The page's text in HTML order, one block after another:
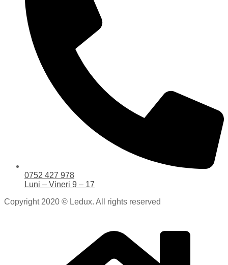
0752 427 978
Luni – Vineri 9 – 17
Copyright 2020 © Ledux. All rights reserved